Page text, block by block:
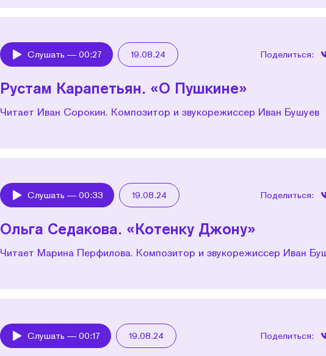
Play
Слушать — 00:27 19.08.24 Поделиться:
Рустам Карапетьян. «О Пушкине»
Читает Иван Сорокин. Композитор и звукорежиссер Иван Бушуев
Play
Слушать — 00:33 19.08.24 Поделиться:
Ольга Седакова. «Котенку Джону»
Читает Марина Перфилова. Композитор и звукорежиссер Иван
Play
Слушать — 00:17 19.08.24 Поделиться: